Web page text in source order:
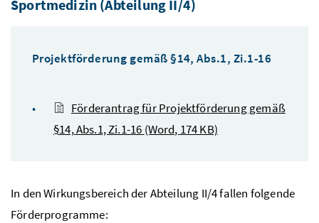
Sportmedizin (Abteilung II/4)
Projektförderung gemäß §14, Abs.1, Zi.1-16
Förderantrag für Projektförderung gemäß
§14, Abs.1, Zi.1-16 (Word, 174 KB)
In den Wirkungsbereich der Abteilung II/4 fallen folgende
Förderprogramme: